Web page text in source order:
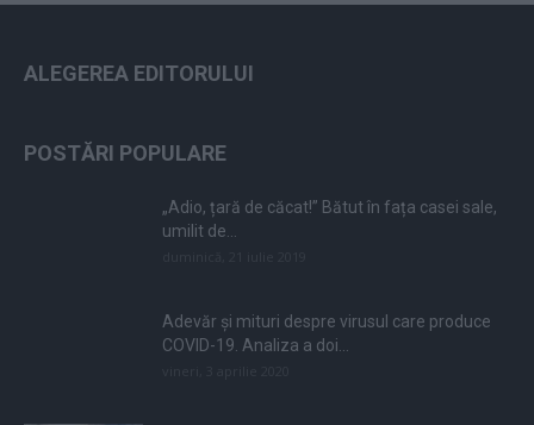
ALEGEREA EDITORULUI
POSTĂRI POPULARE
„Adio, țară de căcat!” Bătut în fața casei sale,
umilit de...
Adevăr și mituri despre virusul care produce
COVID-19. Analiza a doi...